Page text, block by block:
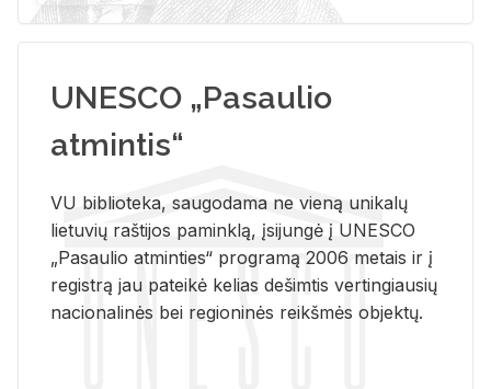
UNESCO „Pasaulio
atmintis“
VU biblioteka, saugodama ne vieną unikalų
lietuvių raštijos paminklą, įsijungė į UNESCO
„Pasaulio atminties“ programą 2006 metais ir į
registrą jau pateikė kelias dešimtis vertingiausių
nacionalinės bei regioninės reikšmės objektų.